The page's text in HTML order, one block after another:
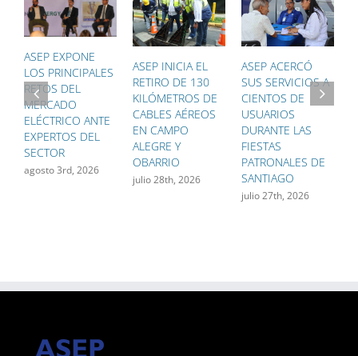
ASEP EXPONE
LOS PRINCIPALES
RETOS DEL
MERCADO
ELÉCTRICO ANTE
EXPERTOS DEL
SECTOR
agosto 3rd, 2026
ASEP INICIA EL
RETIRO DE 130
KILÓMETROS DE
CABLES AÉREOS
EN CAMPO
ALEGRE Y
OBARRIO
julio 28th, 2026
ASEP ACERCÓ
SUS SERVICIOS A
CIENTOS DE
USUARIOS
DURANTE LAS
FIESTAS
PATRONALES DE
SANTIAGO
julio 27th, 2026